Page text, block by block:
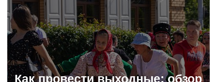
Как провести выходные: обзор